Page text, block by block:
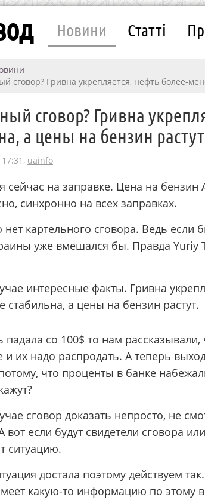
Новини Статті
сговор? Гривна укрепляется, нефть более-
сговор? Гривна
а цены на бензин растут
uainfo
сейчас на заправке. Цена на
синхронно на всех заправках.
нет картельного сговора. Ведь
уже вмешался бы. Правда
интересные факты. Гривна
стабильна, а цены на бензин растут.
падала со 100$ то нам
и их надо распродать. А теперь
что проценты в банке
сговор доказать непросто, не
вот если будут свидетели сговора
ситуацию.
достала поэтому действуем
какую-то информацию по этому